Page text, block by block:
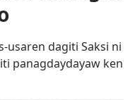
usaren dagiti Saksi ni
panagdaydayaw ken